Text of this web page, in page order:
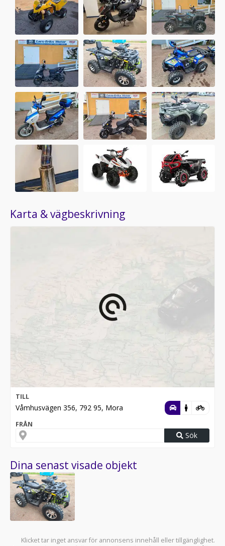
Karta & vägbeskrivning
TILL
Våmhusvägen 356, 792 95, Mora
FRÅN
Sök
Dina senast visade objekt
Klicket tar inget ansvar för annonsens innehåll eller tillgänglighet.